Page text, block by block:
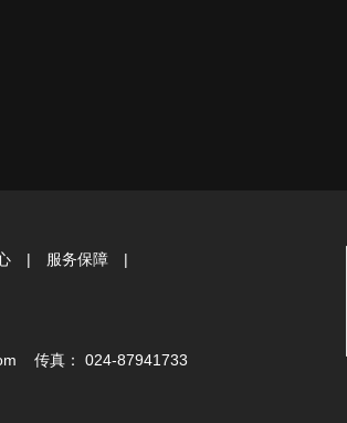
| 服务保障 |
传真： 024-87941733